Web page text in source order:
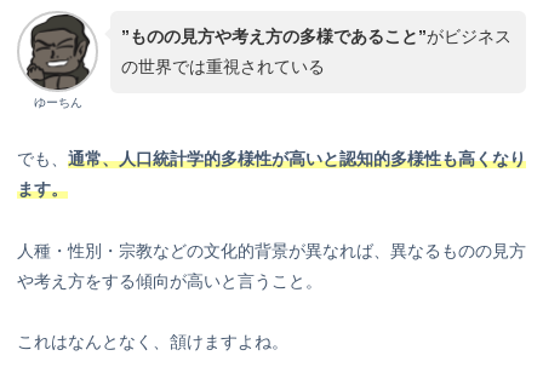
ゆーちん
”ものの見方や考え方の多様であること”がビジネス
の世界では重視されている
でも、 通常、人口統計学的多様性が高いと認知的多様性も高くなり
ます。
人種・性別・宗教などの文化的背景が異なれば、異なるものの見方
や考え方をする傾向が高いと言うこと。
これはなんとなく、頷けますよね。